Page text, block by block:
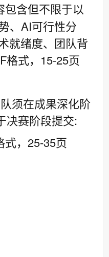
包含但不限于以
、AI可行性分
就绪度、团队背
格式，15-25页
须在成果深化阶
决赛阶段提交:
式，25-35页